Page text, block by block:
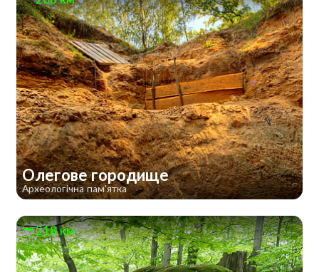
Олегове городище
Археологічна пам'ятка
218 км